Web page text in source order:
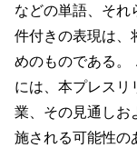
などの単語、それ
件付きの表現は、
めのものである。
には、本プレス
業、その見通し
施される可能性の